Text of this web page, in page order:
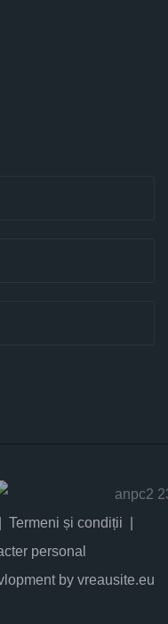
Termeni și condiții
personal
by vreausite.eu